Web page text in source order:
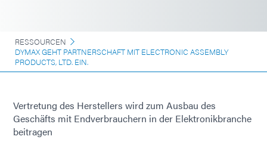
RESSOURCEN
DYMAX GEHT PARTNERSCHAFT MIT ELECTRONIC ASSEMBLY
PRODUCTS, LTD. EIN.
Vertretung des Herstellers wird zum Ausbau des
Geschäfts mit Endverbrauchern in der Elektronikbranche
beitragen